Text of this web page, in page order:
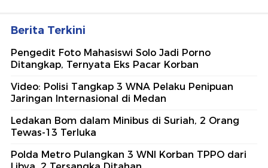
Berita Terkini
Pengedit Foto Mahasiswi Solo Jadi Porno
Ditangkap, Ternyata Eks Pacar Korban
Video: Polisi Tangkap 3 WNA Pelaku Penipuan
Jaringan Internasional di Medan
Ledakan Bom dalam Minibus di Suriah, 2 Orang
Tewas-13 Terluka
Polda Metro Pulangkan 3 WNI Korban TPPO dari